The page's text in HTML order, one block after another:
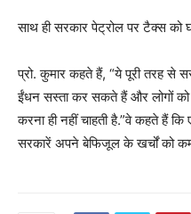
साथ ही सरकार पेट्रोल पर टैक्स को
प्रो. कुमार कहते हैं, “ये पूरी तरह
ईंधन सस्ता कर सकते हैं और लोगों
करना ही नहीं चाहती है.”वे कहते हैं
सरकारें अपने बेफिजूल के खर्चों को